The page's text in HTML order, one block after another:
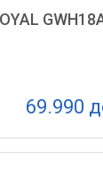
69.990